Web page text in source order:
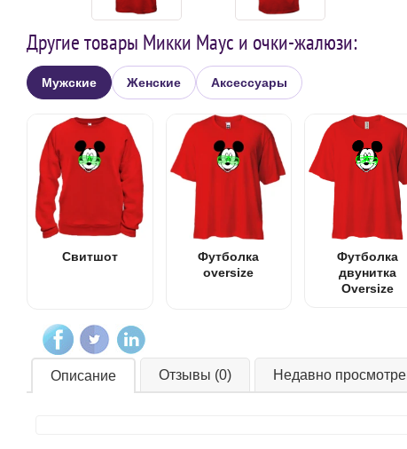
Другие товары Микки Маус и очки-жалюзи:
Мужские Женские Аксессуары
Свитшот
Футболка
oversize
Футболка
двунитка
Oversize
Описание Отзывы (0) Недавно